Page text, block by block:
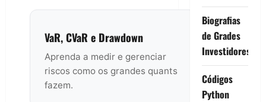
VaR, CVaR e Drawdown
Aprenda a medir e gerenciar
riscos como os grandes quants
fazem.
Biografias
de Grades
Investidores
Códigos
Python